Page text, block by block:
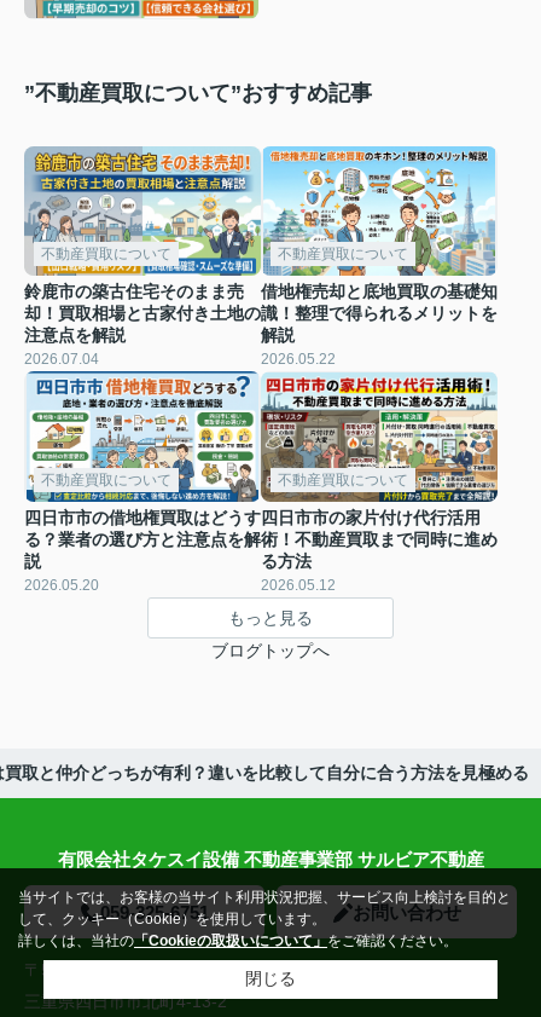
”不動産買取について”おすすめ記事
不動産買取について
鈴鹿市の築古住宅そのまま売
却！買取相場と古家付き土地の
注意点を解説
2026.07.04
不動産買取について
借地権売却と底地買取の基礎知
識！整理で得られるメリットを
解説
2026.05.22
不動産買取について
四日市市の借地権買取はどうす
る？業者の選び方と注意点を解
説
2026.05.20
不動産買取について
四日市市の家片付け代行活用
術！不動産買取まで同時に進め
る方法
2026.05.12
もっと見る
ブログトップへ
取と仲介どっちが有利？違いを比較して自分に合う方法を見極める
有限会社タケスイ設備 不動産事業部 サルビア不動産
059-325-6751 お問い合わせ
〒510-0081
三重県四日市市北町4-13-2
当サイトでは、お客様の当サイト利用状況把握、サービス向上検討を目的と
して、クッキー（Cookie）を使用しています。
詳しくは、当社の「Cookieの取扱いについて」をご確認ください。
閉じる